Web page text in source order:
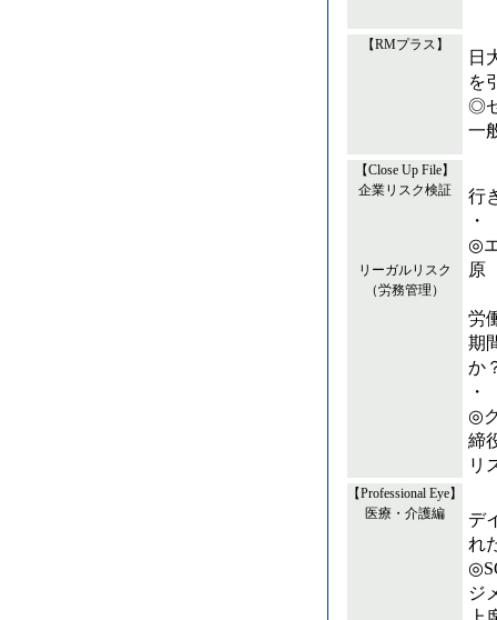
【RMプラス】
日
を
◎
一
【Close Up File】
企業リスク検証
リーガルリスク
（労務管理）
行
◎
原
労
期
か
◎
締
リ
【Professional Eye】
医療・介護編
デ
れ
ジ